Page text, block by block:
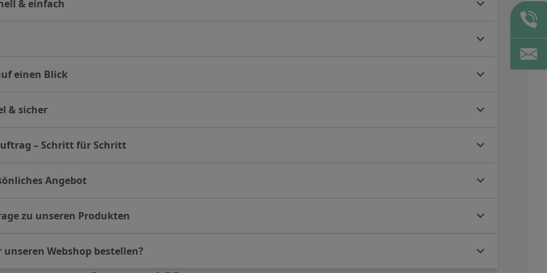
& einfach
einen Blick
& sicher
– Schritt für Schritt
Angebot
zu unseren Produkten
Webshop bestellen?